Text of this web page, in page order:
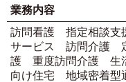
業務内容
訪問看護 指定相談支
サービス 訪問介護
護 重度訪問介護 生
向け住宅 地域密着型